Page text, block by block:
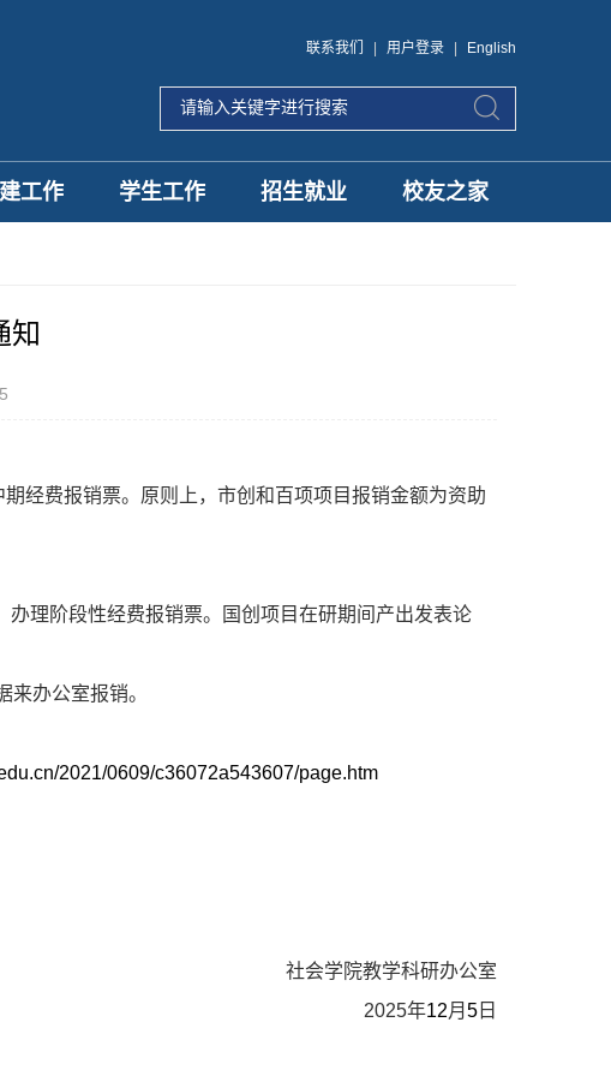
联系我们 用户登录 English
工作 学生工作 招生就业 校友之家
知
期经费报销票。原则上，市创和百项项目报销金额为资助
办理阶段性经费报销票。国创项目在研期间产出发表论
办公室报销。
2021/0609/c36072a543607/page.htm
社会学院教学科研办公室
2025年12月 5 日